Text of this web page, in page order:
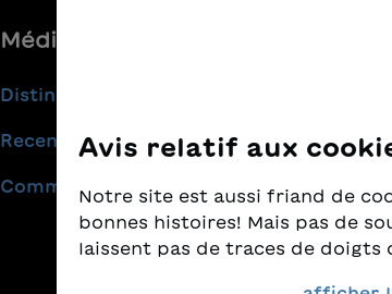
Médias
Distinctions
Recensions
Communiqués de presse
Avis relatif aux
Notre site est aussi friand de
bonnes histoires! Mais pas de
laissent pas de traces de doigts